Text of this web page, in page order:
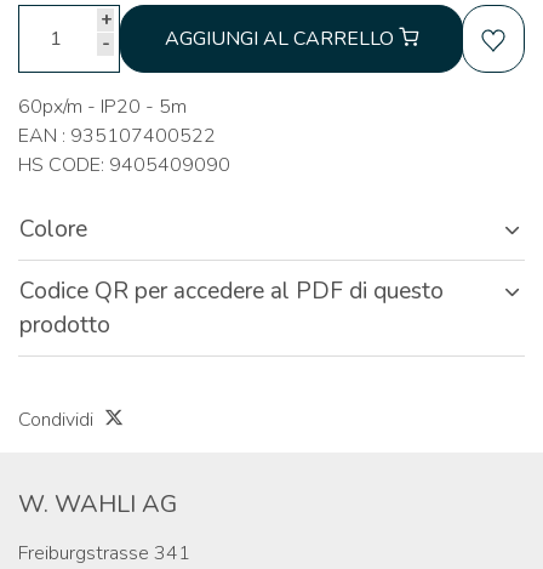
+
-
AGGIUNGI AL CARRELLO
60px/m - IP20 - 5m
EAN : 935107400522
HS CODE: 9405409090
Colore
Codice QR per accedere al PDF di questo
prodotto
Condividi
W. WAHLI AG
Freiburgstrasse 341